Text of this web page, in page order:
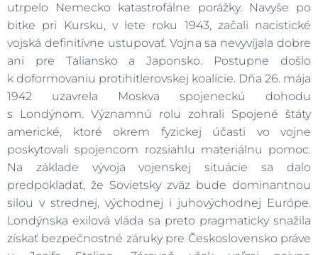
utrpelo Nemecko katastrofálne porážky. Navyše po
bitke pri Kursku, v lete roku 1943, začali nacistické
vojská definitívne ustupovať. Vojna sa nevyvíjala dobre
ani pre Taliansko a Japonsko. Postupne došlo
k doformovaniu protihitlerovskej koalície. Dňa 26. mája
1942 uzavrela Moskva spojeneckú dohodu
s Londýnom. Významnú rolu zohrali Spojené štáty
americké, ktoré okrem fyzickej účasti vo vojne
poskytovali spojencom rozsiahlu materiálnu pomoc.
Na základe vývoja vojenskej situácie sa dalo
predpokladať, že Sovietsky zväz bude dominantnou
silou v strednej, východnej i juhovýchodnej Európe.
Londýnska exilová vláda sa preto pragmaticky snažila
získať bezpečnostné záruky pre Československo práve